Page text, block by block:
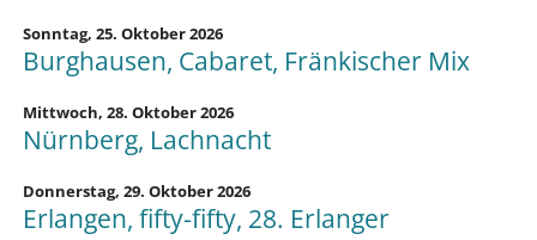
Sonntag, 25. Oktober 2026
Burghausen, Cabaret, Fränkischer Mix
Mittwoch, 28. Oktober 2026
Nürnberg, Lachnacht
Donnerstag, 29. Oktober 2026
Erlangen, fifty-fifty, 28. Erlanger